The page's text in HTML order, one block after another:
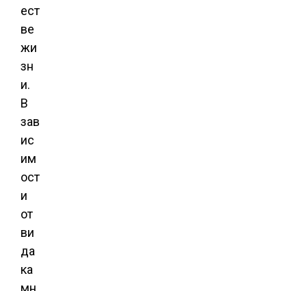
ест
ве
жи
зн
и.
В
зав
ис
им
ост
и
от
ви
да
ка
мн